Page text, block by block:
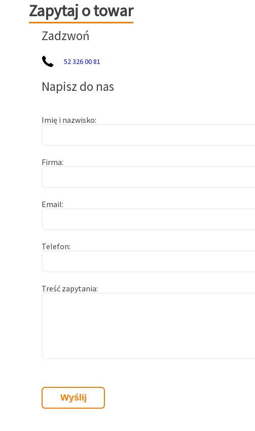
Zapytaj o towar
Zapytaj o towar
Zadzwoń
52 326 00 81
Napisz do nas
Imię i nazwisko
Firma
Email
Telefon
Treść zapytania